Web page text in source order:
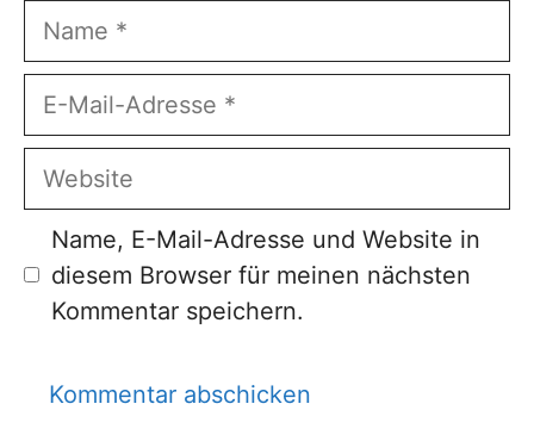
Name
E-
Adresse
Website
Name, E-Mail-Adresse und Website in
diesem Browser für meinen nächsten
Kommentar speichern.